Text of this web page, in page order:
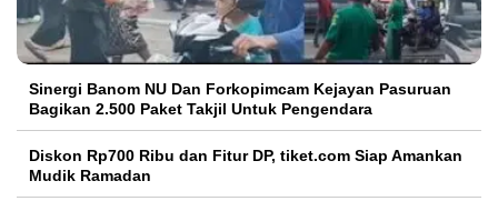
Sinergi Banom NU Dan Forkopimcam Kejayan Pasuruan
Bagikan 2.500 Paket Takjil Untuk Pengendara
Diskon Rp700 Ribu dan Fitur DP, tiket.com Siap Amankan
Mudik Ramadan